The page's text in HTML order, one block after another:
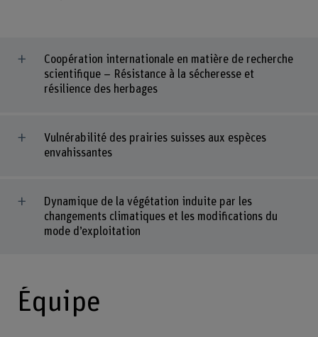
Coopération internationale en matière de recherche
scientifique – Résistance à la sécheresse et
résilience des herbages
Vulnérabilité des prairies suisses aux espèces
envahissantes
Dynamique de la végétation induite par les
changements climatiques et les modifications du
mode d’exploitation
Équipe